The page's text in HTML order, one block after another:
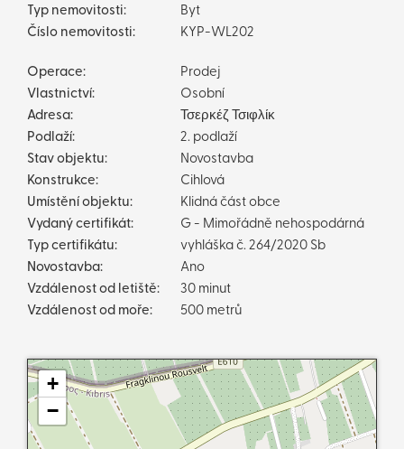
Typ nemovitosti:
Byt
Číslo nemovitosti:
KYP-WL202
Operace:
Prodej
Vlastnictví:
Osobní
Adresa:
Τσερκέζ Τσιφλίκ
Podlaží:
2. podlaží
Stav objektu:
Novostavba
Konstrukce:
Cihlová
Umístění objektu:
Klidná část obce
Vydaný certifikát:
G - Mimořádně nehospodárná
Typ certifikátu:
vyhláška č. 264/2020 Sb
Novostavba:
Ano
Vzdálenost od letiště:
30 minut
Vzdálenost od moře:
500 metrů
+
−